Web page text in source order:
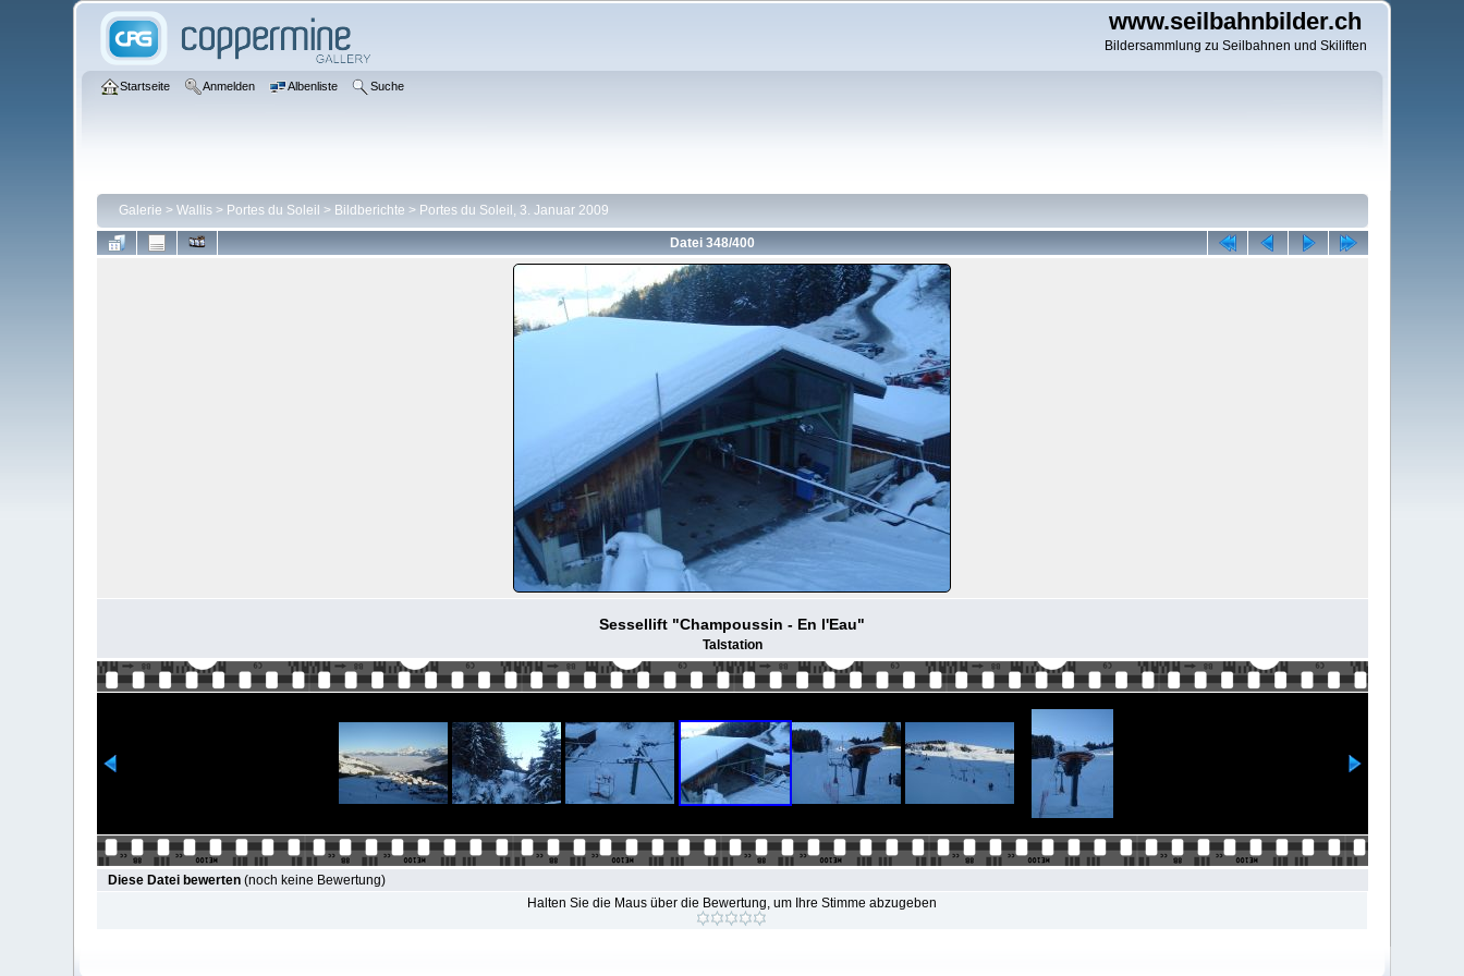
www.seilbahnbilder.ch
Bildersammlung zu Seilbahnen und Skiliften
Startseite Anmelden Albenliste Suche
Galerie > Wallis> Portes du Soleil > Bildberichte > Portes du Soleil, 3. Januar 2009
Datei 348/400
Sessellift "Champoussin - En l'Eau"
Talstation
Diese Datei bewerten(noch keine Bewertung)
Halten Sie die Maus über die Bewertung, um Ihre Stimme abzugeben